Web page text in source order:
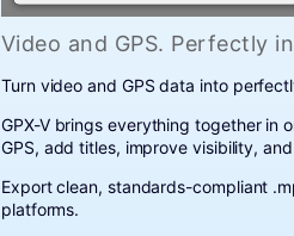
Video and GPS. Perfectly
Turn video and GPS data into
GPX-V brings everything together in
GPS, add titles, improve visibility,
Export clean, standards-compliant
platforms.